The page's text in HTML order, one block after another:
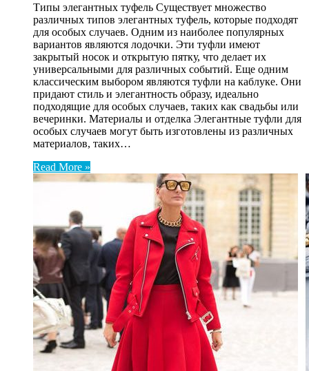
Типы элегантных туфель Существует множество
различных типов элегантных туфель, которые подходят
для особых случаев. Одним из наиболее популярных
вариантов являются лодочки. Эти туфли имеют
закрытый носок и открытую пятку, что делает их
универсальными для различных событий. Еще одним
классическим выбором являются туфли на каблуке. Они
придают стиль и элегантность образу, идеально
подходящие для особых случаев, таких как свадьбы или
вечеринки. Материалы и отделка Элегантные туфли для
особых случаев могут быть изготовлены из различных
материалов, таких…
Read More »